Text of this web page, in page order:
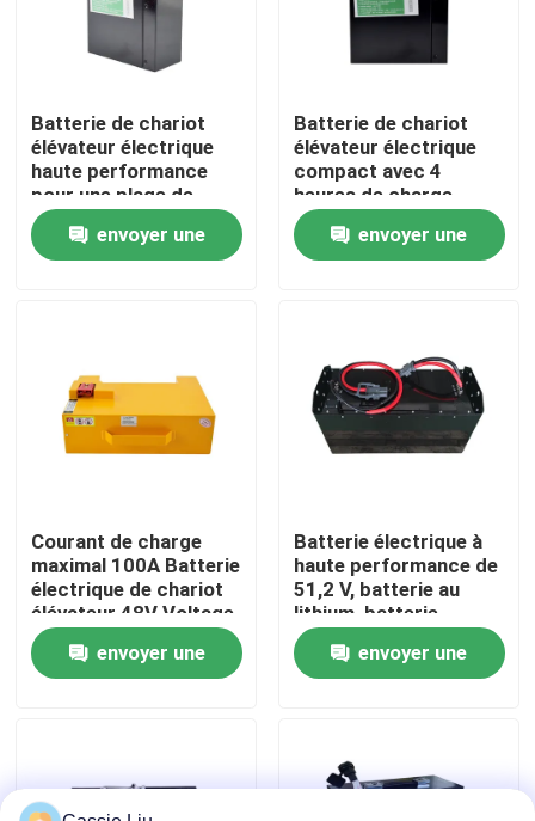
Maison
Produits
Contrôle de qualité
batterie au lithium de chariot élévateur
Lithium électrique Ion Battery de chariot élévateur
Batterie de camion de palette
Batterie de chariot
élévateur électrique
haute performance
pour une plage de
température de -20 °C
à 50 °C envoyer une
Batterie de chariot
élévateur électrique
compact avec 4
heures de charge
185*84.5*250mm
envoyer une
Courant de charge
maximal 100A Batterie
électrique de chariot
élévateur 48V Voltage
pour des
performances
optimales
envoyer une
Batterie électrique à
haute performance de
51,2 V, batterie au
lithium, batterie
LiFePO4
envoyer une